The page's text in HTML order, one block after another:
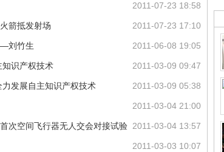
2011-07-23 18:58
2011-07-23 17:10
箭抵发射场
2011-06-08 19:05
刘竹生
2011-03-09 09:47
识产权技术
2011-03-09 05:38
发展自主知识产权技术
2011-03-04 21:00
2011-03-04 13:57
次空间飞行器无人交会对接试验
2011-03-03 10:07